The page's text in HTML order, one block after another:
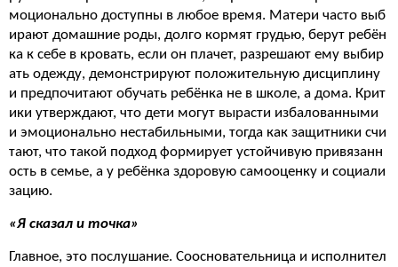
моционально доступны в любое время. Матери часто выб
ирают домашние роды, долго кормят грудью, берут ребён
ка к себе в кровать, если он плачет, разрешают ему выбир
ать одежду, демонстрируют положительную дисциплину
и предпочитают обучать ребёнка не в школе, а дома. Крит
ики утверждают, что дети могут вырасти избалованными
и эмоционально нестабильными, тогда как защитники счи
тают, что такой подход формирует устойчивую привязанн
ость в семье, а у ребёнка здоровую самооценку и социали
зацию.
«Я сказал и точка»
Главное, это послушание. Соосновательница и исполнител